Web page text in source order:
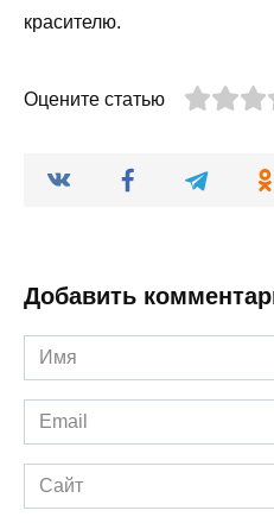
красителю.
Оцените статью
Добавить
Имя
*
Email
*
Сайт